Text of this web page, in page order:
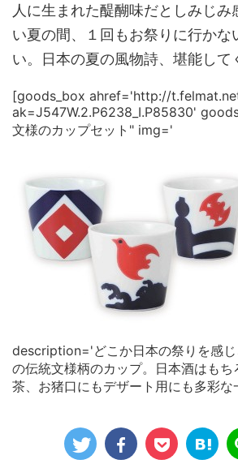
人に生まれた醍醐味だとしみじ
い夏の間、１回もお祭りに行かな
い。日本の夏の風物詩、堪能して
[goods_box ahref='http://
ak=J547W.2.P6238_I.P85830'
文様のカップセット" img='
description='どこか日本の祭りを感じ
の伝統文様柄のカップ。日本酒はもち
茶、お猪口にもデザート用にも多彩な